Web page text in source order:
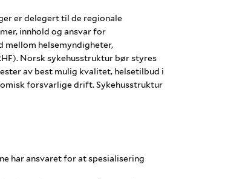
er delegert til de regionale
innhold og ansvar for
mellom helsemyndigheter,
Norsk sykehusstruktur bør styres
av best mulig kvalitet, helsetilbud i
forsvarlige drift. Sykehusstruktur
har ansvaret for at spesialisering